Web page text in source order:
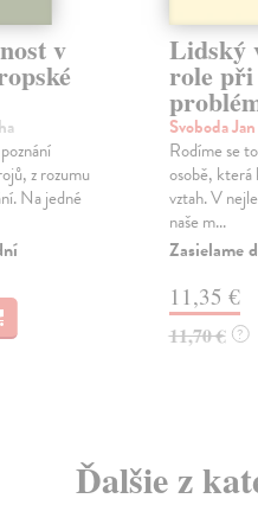
v
z rozumu
Na jedné
Lidský
role při
Svoboda Jan
Rodíme se
osobě, která
vztah. V
naše m...
Zasielame
11,35 €
11,70 € ?
Ďalšie z